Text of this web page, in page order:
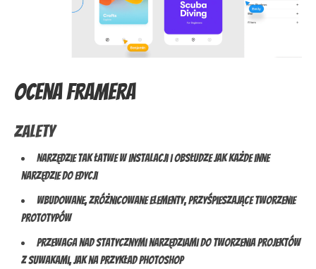
Ocena Framera
Zalety
Narzędzie tak łatwe w instalacji i obsłudze jak każde inne
narzędzie do edycji
Wbudowane, zróżnicowane elementy, przyśpieszające tworzenie
prototypów
Przewaga nad statycznymi narzędziami do tworzenia projektów
z suwakami, jak na przykład Photoshop